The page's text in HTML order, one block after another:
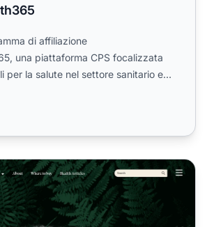
di affiliazione
una piattaforma CPS focalizzata
per la salute nel settore sanitario e
Good Health